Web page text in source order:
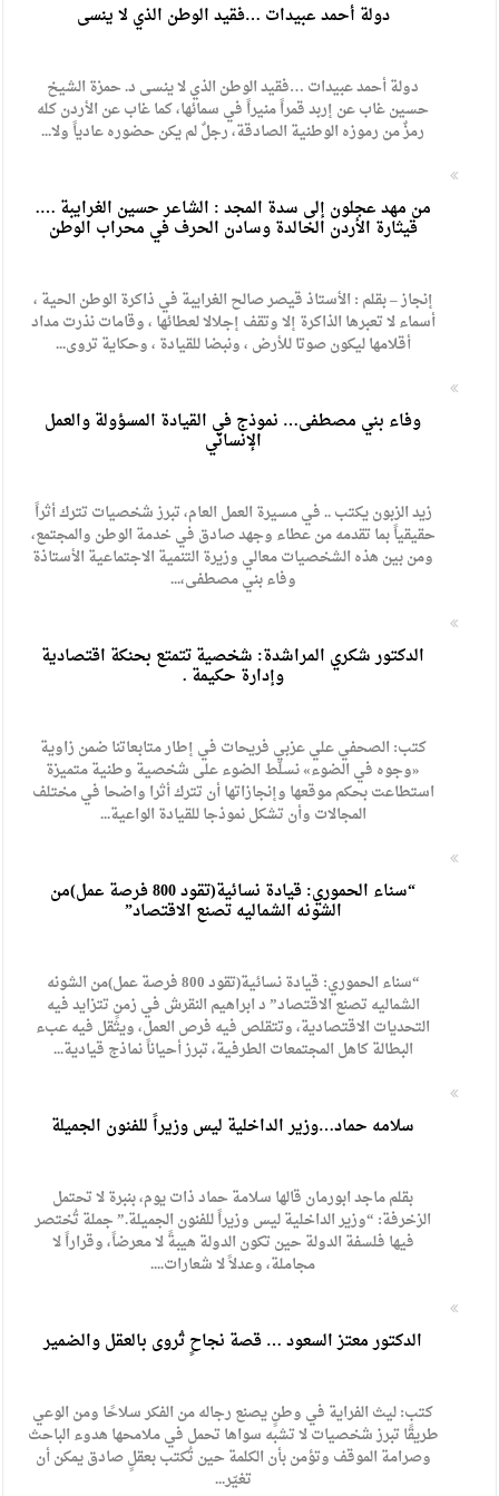
دولة أحمد عبيدات …فقيد الوطن الذي لا ينسى
دولة أحمد عبيدات …فقيد الوطن الذي لا ينسى د. حمزة الشيخ
حسين غاب عن إربد قمراً منيراً في سمائها، كما غاب عن الأردن كله
رمزٌ من رموزه الوطنية الصادقة، رجلٌ لم يكن حضوره عادياً ولا...
من مهد عجلون إلى سدة المجد : الشاعر حسين الغرايبة ….
قيثارة الأردن الخالدة وسادن الحرف في محراب الوطن
إنجاز – بقلم : الأستاذ قيصر صالح الغرايبة في ذاكرة الوطن الحية ،
أسماء لا تعبرها الذاكرة إلا وتقف إجلالا لعطائها ، وقامات نذرت مداد
أقلامها ليكون صوتا للأرض ، ونبضا للقيادة ، وحكاية تروى...
وفاء بني مصطفى… نموذج في القيادة المسؤولة والعمل
الإنساني
زيد الزبون يكتب .. في مسيرة العمل العام، تبرز شخصيات تترك أثراً
حقيقياً بما تقدمه من عطاء وجهد صادق في خدمة الوطن والمجتمع،
ومن بين هذه الشخصيات معالي وزيرة التنمية الاجتماعية الأستاذة
وفاء بني مصطفى،...
الدكتور شكري المراشدة: شخصية تتمتع بحنكة اقتصادية
وإدارة حكيمة .
كتب: الصحفي علي عزبي فريحات في إطار متابعاتنا ضمن زاوية
«وجوه في الضوء» نسلّط الضوء على شخصية وطنية متميزة
استطاعت بحكم موقعها وإنجازاتها أن تترك أثرا واضحا في مختلف
المجالات وأن تشكل نموذجا للقيادة الواعية...
“سناء الحموري: قيادة نسائية(تقود 800 فرصة عمل)من
الشونه الشماليه تصنع الاقتصاد”
“سناء الحموري: قيادة نسائية(تقود 800 فرصة عمل)من الشونه
الشماليه تصنع الاقتصاد” د ابراهيم النقرش في زمنٍ تتزايد فيه
التحديات الاقتصادية، وتتقلص فيه فرص العمل، ويثقل فيه عبء
البطالة كاهل المجتمعات الطرفية، تبرز أحياناً نماذج قيادية...
سلامه حماد…وزير الداخلية ليس وزيراً للفنون الجميلة
بقلم ماجد ابورمان قالها سلامة حماد ذات يوم، بنبرة لا تحتمل
الزخرفة: “وزير الداخلية ليس وزيراً للفنون الجميلة.” جملة تُختصر
فيها فلسفة الدولة حين تكون الدولة هيبةً لا معرضاً، وقراراً لا
مجاملة، وعدلاً لا شعارات....
الدكتور معتز السعود … قصة نجاحٍ تُروى بالعقل والضمير
كتب: ليث الفراية في وطنٍ يصنع رجاله من الفكر سلاحًا ومن الوعي
طريقًا تبرز شخصيات لا تشبه سواها تحمل في ملامحها هدوء الباحث
وصرامة الموقف وتؤمن بأن الكلمة حين تُكتب بعقلٍ صادق يمكن أن
تغيّر...